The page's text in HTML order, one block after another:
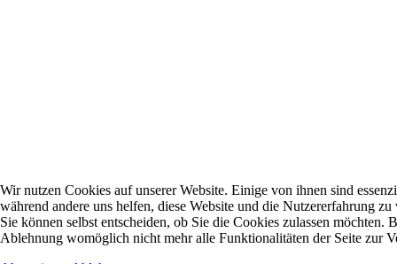
Wir nutzen Cookies auf unserer Website. Einige von ihnen sind
während andere uns helfen, diese Website und die Nutzererfahrung
Sie können selbst entscheiden, ob Sie die Cookies zulassen möchten.
Ablehnung womöglich nicht mehr alle Funktionalitäten der Seite zur